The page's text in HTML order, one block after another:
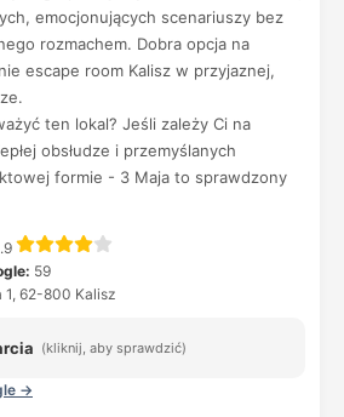
emocjonujących scenariuszy bez
rozmachem. Dobra opcja na
escape room Kalisz w przyjaznej,
ten lokal? Jeśli zależy Ci na
obsłudze i przemyślanych
formie - 3 Maja to sprawdzony
59
1, 62-800 Kalisz
(kliknij, aby sprawdzić)
→